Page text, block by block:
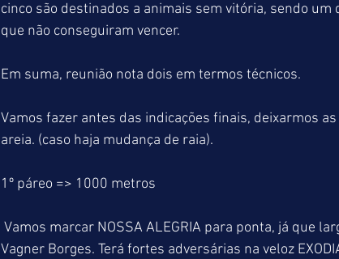
cinco são destinados a animais sem vitória, sendo
que não conseguiram vencer.
Em suma, reunião nota dois em termos técnicos.
Vamos fazer antes das indicações finais, deixarmos
areia. (caso haja mudança de raia).
1º páreo => 1000 metros
Vagner Borges. Terá fortes adversárias na veloz